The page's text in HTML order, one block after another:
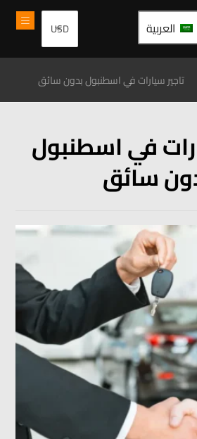
العربية
تاجير سيارات في اسطنبول بدون سائق
في اسطنبول
سائق